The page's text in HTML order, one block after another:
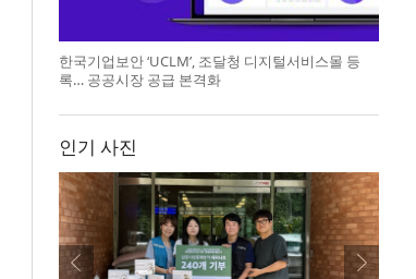
한국기업보안 ‘UCLM’, 조달청 디지털서비스몰 등
록… 공공시장 공급 본격화
인기 사진